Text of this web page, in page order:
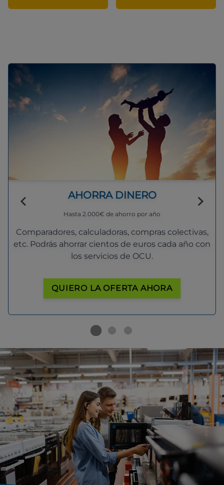
AHORRA DINERO
Hasta 2.000€ de ahorro por año
Comparadores, calculadoras, compras colectivas,
etc. Podrás ahorrar cientos de euros cada año con
los servicios de OCU.
QUIERO LA OFERTA AHORA